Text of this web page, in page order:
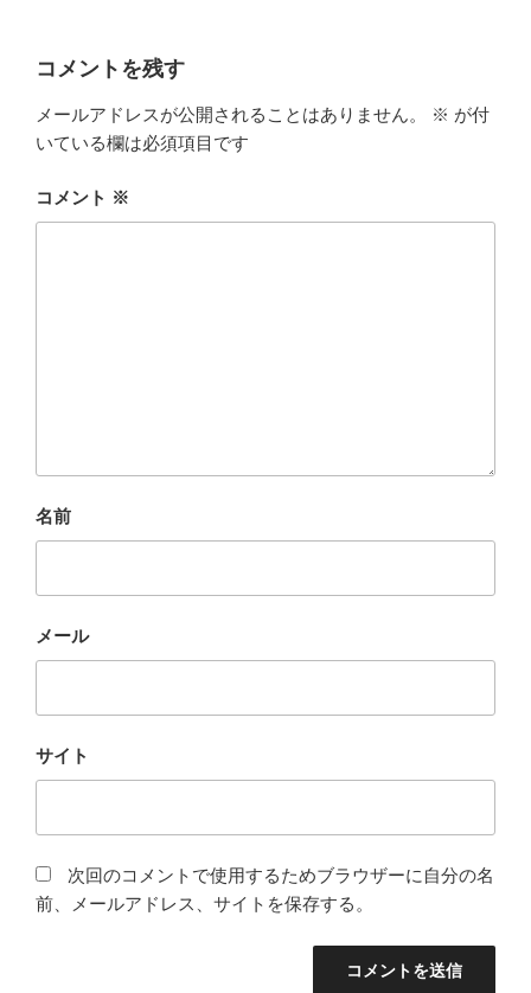
コメントを残す
メールアドレスが公開されることはありません。 ※ が付
いている欄は必須項目です
コメント ※
名前
メール
サイト
次回のコメントで使用するためブラウザーに自分の名
前、メールアドレス、サイトを保存する。